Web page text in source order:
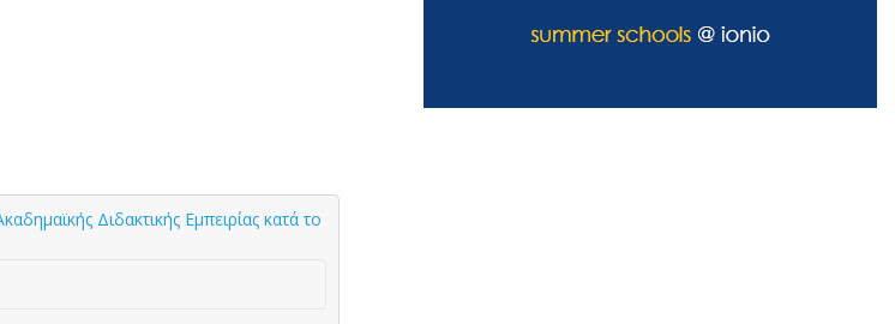
Διδακτικής Εμπειρίας κατά το